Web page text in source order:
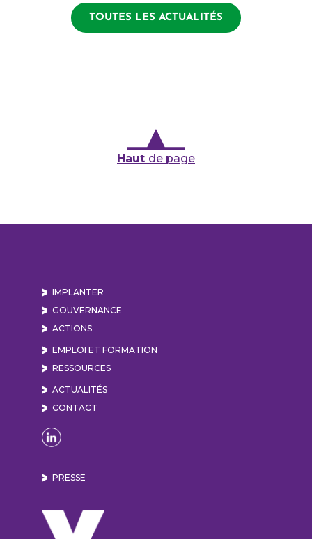
TOUTES LES ACTUALITÉS
Haut de page
IMPLANTER
GOUVERNANCE
ACTIONS
EMPLOI ET FORMATION
RESSOURCES
ACTUALITÉS
CONTACT
Naviguer sur la page Linkedin de Lyon Vallée
PRESSE